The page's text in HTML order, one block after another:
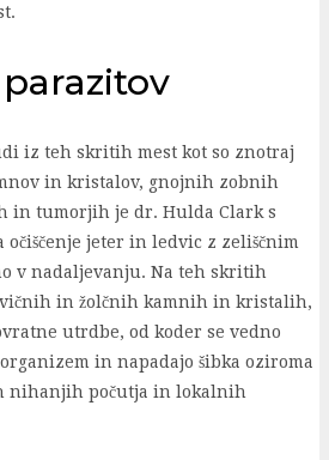
iz teh skritih mest kot so znotraj
in kristalov, gnojnih zobnih
in tumorjih je dr. Hulda Clark s
jeter in ledvic z zeliščnim
v nadaljevanju. Na teh skritih
in žolčnih kamnih in kristalih,
utrdbe, od koder se vedno
in napadajo šibka oziroma
nihanjih počutja in lokalnih